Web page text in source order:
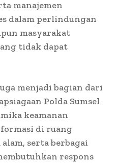
manajemen
dalam perlindungan
masyarakat
tidak dapat
menjadi bagian dari
Polda Sumsel
keamanan
di ruang
serta berbagai
respons